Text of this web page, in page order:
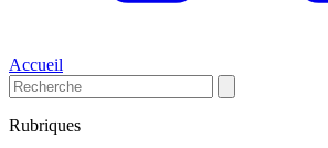
Accueil
Rubriques